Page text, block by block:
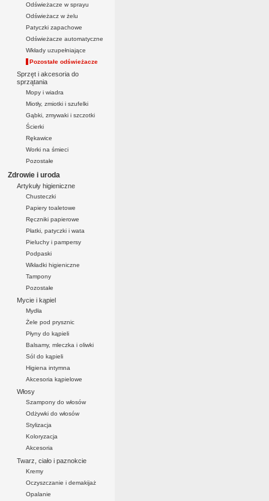
Odświeżacze w sprayu
Odświeżacz w żelu
Patyczki zapachowe
Odświeżacze automatyczne
Wkłady uzupełniające
Pozostałe odświeżacze
Sprzęt i akcesoria do
sprzątania
Mopy i wiadra
Miotły, zmiotki i szufelki
Gąbki, zmywaki i szczotki
Ścierki
Rękawice
Worki na śmieci
Pozostałe
Zdrowie i uroda
Artykuły higieniczne
Chusteczki
Papiery toaletowe
Ręczniki papierowe
Płatki, patyczki i wata
Pieluchy i pampersy
Podpaski
Wkładki higieniczne
Tampony
Pozostałe
Mycie i kąpiel
Mydła
Żele pod prysznic
Płyny do kąpieli
Balsamy, mleczka i oliwki
Sól do kąpieli
Higiena intymna
Akcesoria kąpielowe
Włosy
Szampony do włosów
Odżywki do włosów
Stylizacja
Koloryzacja
Akcesoria
Twarz, ciało i paznokcie
Kremy
Oczyszczanie i demakijaż
Opalanie